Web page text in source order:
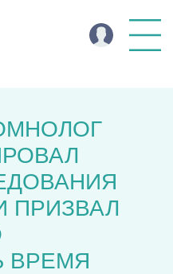
ПРИЗВАЛ
ВРЕМЯ